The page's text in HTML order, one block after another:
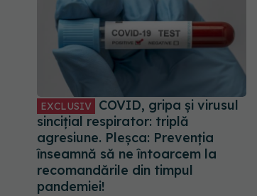
EXCLUSIV
COVID, gripa și virusul
sincițial respirator: triplă
agresiune. Pleșca: Prevenția
înseamnă să ne întoarcem la
recomandările din timpul
pandemiei!